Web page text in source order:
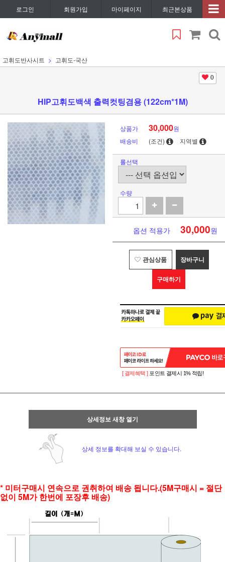
로그인 회원가입 마이페이지 최근본상품
고휘도반사시트 고휘도-국산
0
HIP고휘도백색 출력컷팅겸용 (122cm*1M)
상품가 30,000원
배송비
(조건) 지역별
롤선택
수량
옵션 적용가 30,000원
관심상품 장바구니
구매하기
[ 결제혜택 ] 포인트 결제시 1% 적립!
상세정보 새창 열기
상세 정보를 확대해 보실 수 있습니다.
* 미터구매시 연속으로 권취하여 배송 됩니다.(5M구매시 = 절단
없이 5M가 한번에 포장후 배송)